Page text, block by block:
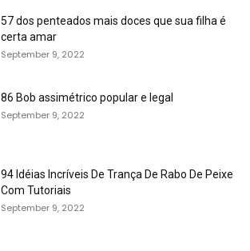
57 dos penteados mais doces que sua filha é
certa amar
September 9, 2022
86 Bob assimétrico popular e legal
September 9, 2022
94 Idéias Incríveis De Trança De Rabo De Peixe
Com Tutoriais
September 9, 2022